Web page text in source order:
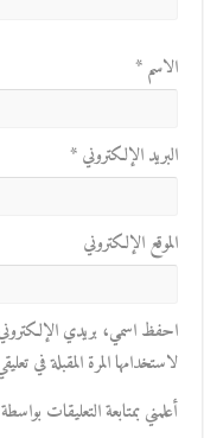
الاسم*
البريد الإلكتروني*
الموقع الإلكتروني
احفظ اسمي، بريدي
لاستخدامها المرة المقبلة في
أعلمني بمتابعة التعليقات